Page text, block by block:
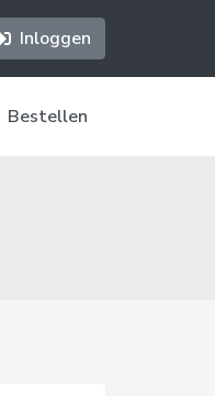
Inloggen
Bestellen